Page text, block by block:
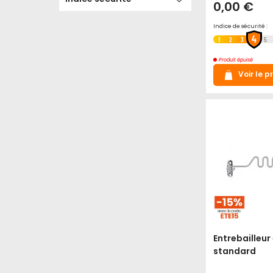
0,00 €
Indice de sécurité :
1 2 3 4 5
Produit épuisé
Voir le
standard